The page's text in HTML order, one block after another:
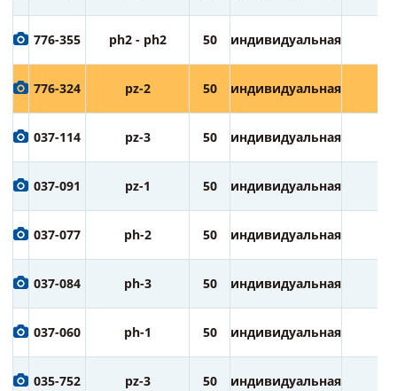
776-355 ph2 - ph2 50 индивидуальная
776-324 pz-2 50 индивидуальная
037-114 pz-3 50 индивидуальная
037-091 pz-1 50 индивидуальная
037-077 ph-2 50 индивидуальная
037-084 ph-3 50 индивидуальная
037-060 ph-1 50 индивидуальная
035-752 pz-3 50 индивидуальная